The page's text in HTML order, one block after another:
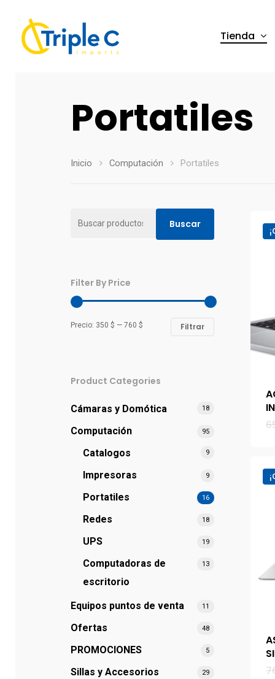
Tienda
Portatiles
Inicio Computación Portatiles
Buscar
Buscar
Filter By Price
Filtrar
Precio: 350 $ — 760 $
Product Categories
Cámaras y Domótica 18
Computación 95
Catalogos 9
Impresoras 9
Portatiles 16
Redes 18
UPS 19
Сomputadoras de
escritorio
13
Equipos puntos de venta 11
Ofertas 48
PROMOCIONES 5
Sillas y Accesorios 29